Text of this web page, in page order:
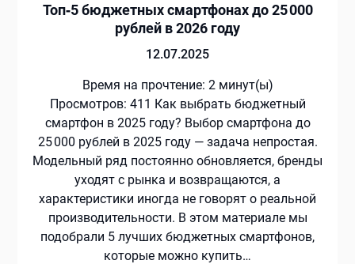
Топ‑5 бюджетных смартфонах до 25 000
рублей в 2026 году
12.07.2025
Время на прочтение: 2 минут(ы)
Просмотров: 411 Как выбрать бюджетный
смартфон в 2025 году? Выбор смартфона до
25 000 рублей в 2025 году — задача непростая.
Модельный ряд постоянно обновляется, бренды
уходят с рынка и возвращаются, а
характеристики иногда не говорят о реальной
производительности. В этом материале мы
подобрали 5 лучших бюджетных смартфонов,
которые можно купить…